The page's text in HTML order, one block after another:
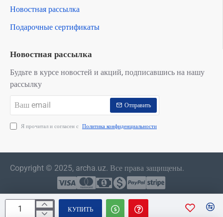
КУПИТЬ
Новостная рассылка
Подарочные сертификаты
Новостная рассылка
Будьте в курсе новостей и акций, подписавшись на нашу
рассылку
email
Отправить
Я прочитал и согласен с Политика конфиденциальности
Copyright © 2025, archa.uz. Все права защищены.